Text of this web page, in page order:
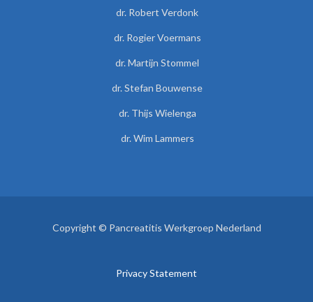
dr. Robert Verdonk
dr. Rogier Voermans
dr. Martijn Stommel
dr. Stefan Bouwense
dr. Thijs Wielenga
dr. Wim Lammers
Copyright © Pancreatitis Werkgroep Nederland
Privacy Statement